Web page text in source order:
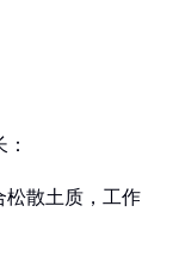
松散土质，工作